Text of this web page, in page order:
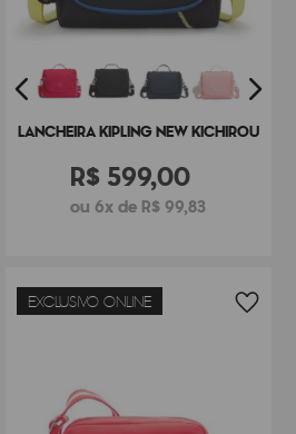
LANCHEIRA KIPLING NEW KICHIROU
R$ 599,00
ou 6x de R$ 99,83
EXCLUSIVO ONLINE